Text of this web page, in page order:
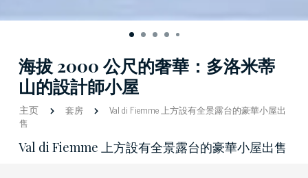
海拔 2000 公尺的奢華：多洛米蒂
山的設計師小屋
主页 套房
Val di Fiemme 上方設有全景露台的豪華小屋出
售
Val di Fiemme 上方設有全景露台的豪華小屋出售